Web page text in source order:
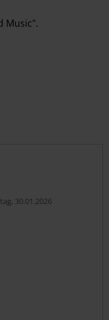
Music".
30.01.2026